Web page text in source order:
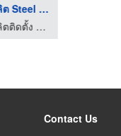
โรงงานผลิต Steel Dec ...
โรงงานผลิตติดตั้ง Steel Deck
Contact Us